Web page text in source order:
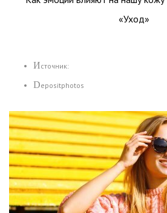
Источник:
Depositphotos